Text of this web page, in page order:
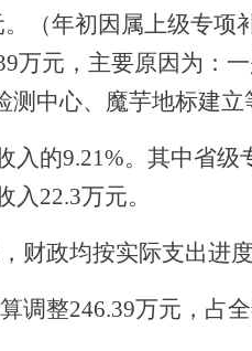
（年初因属上级专
万元，主要原因为：
中心、魔芋地标建立
入的9.21%。其中省级
22.3万元。
财政均按实际支出进
调整246.39万元， 占